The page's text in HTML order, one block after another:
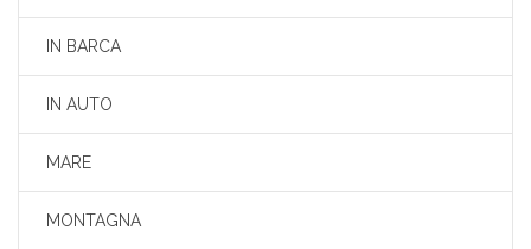
IN BARCA
IN AUTO
MARE
MONTAGNA